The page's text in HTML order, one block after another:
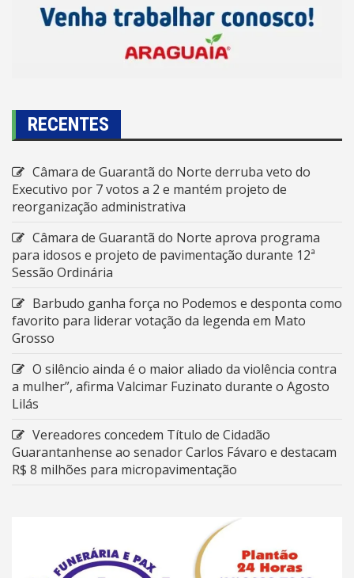
RECENTES
Câmara de Guarantã do Norte derruba veto do
Executivo por 7 votos a 2 e mantém projeto de
reorganização administrativa
Câmara de Guarantã do Norte aprova programa
para idosos e projeto de pavimentação durante 12ª
Sessão Ordinária
Barbudo ganha força no Podemos e desponta como
favorito para liderar votação da legenda em Mato
Grosso
O silêncio ainda é o maior aliado da violência contra
a mulher”, afirma Valcimar Fuzinato durante o Agosto
Lilás
Vereadores concedem Título de Cidadão
Guarantanhense ao senador Carlos Fávaro e destacam
R$ 8 milhões para micropavimentação